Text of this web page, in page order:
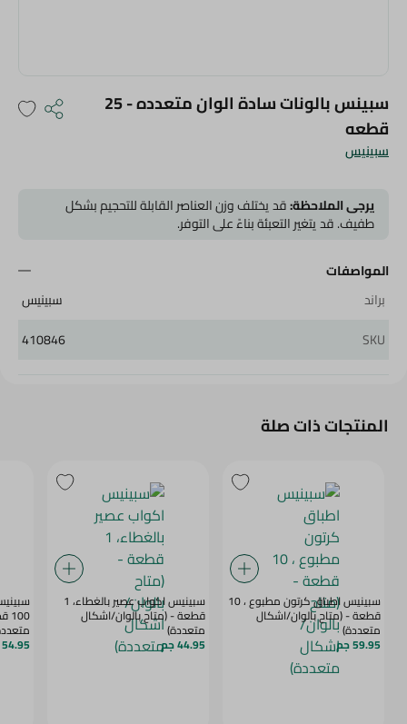
سبينيس
سبينس بالونات سادة الوان متعدده - 25
قطعه
يرجى الملاحظة:قد يختلف وزن العناصر القابلة للتحجيم بشكل
طفيف. قد يتغير التعبئة بناءً على التوفر.
المواصفات
براند
سبينيس
SKU
410846
المنتجات ذات صلة
سبينيس اطباق كرتون مطبوع ، 10
قطعة - (متاح بالوان/اشكال
متعددة)
59.95 جم
سبينيس اكواب عصير بالغطاء، 1
قطعة - (متاح بالوان/اشكال
متعددة)
44.95 جم 54.95 جم